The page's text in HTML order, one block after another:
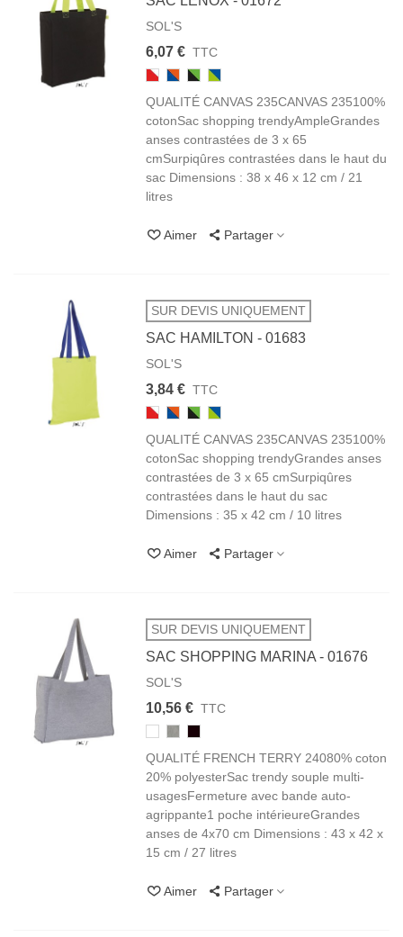
SOL'S
6,07 € TTC
908885
/
ORANGE
886
/
LIME
FLUO
887
FLUO
/
ROYAL
QUALITÉ CANVAS 235CANVAS 235100%
cotonSac shopping trendyAmpleGrandes
anses contrastées de 3 x 65
cmSurpiqûres contrastées dans le haut du
sac Dimensions : 38 x 46 x 12 cm / 21
litres
Aimer Partager
SUR DEVIS UNIQUEMENT
SAC HAMILTON - 01683
SOL'S
3,84 € TTC
908885
/
ORANGE
886
/
LIME
FLUO
887
FLUO
/
ROYAL
QUALITÉ CANVAS 235CANVAS 235100%
cotonSac shopping trendyGrandes anses
contrastées de 3 x 65 cmSurpiqûres
contrastées dans le haut du sac
Dimensions : 35 x 42 cm / 10 litres
Aimer Partager
SUR DEVIS UNIQUEMENT
SAC SHOPPING MARINA - 01676
SOL'S
10,56 € TTC
CHINÉBLACK
QUALITÉ FRENCH TERRY 24080% coton
20% polyesterSac trendy souple multi-
usagesFermeture avec bande auto-
agrippante1 poche intérieureGrandes
anses de 4x70 cm Dimensions : 43 x 42 x
15 cm / 27 litres
Aimer Partager